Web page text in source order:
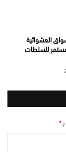
العشوائية
للسلطات
*